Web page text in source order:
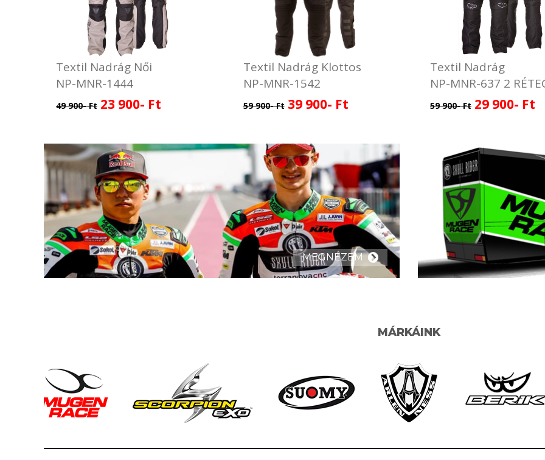
Textil Nadrág Női
NP-MNR-1444
49 900- Ft 23 900- Ft
Textil Nadrág Klottos
NP-MNR-1542
59 900- Ft 39 900- Ft
Textil Nadrág
NP-MNR-637 2
59 900- Ft 29 900- Ft
MEGNÉZEM
MÁRKÁINK